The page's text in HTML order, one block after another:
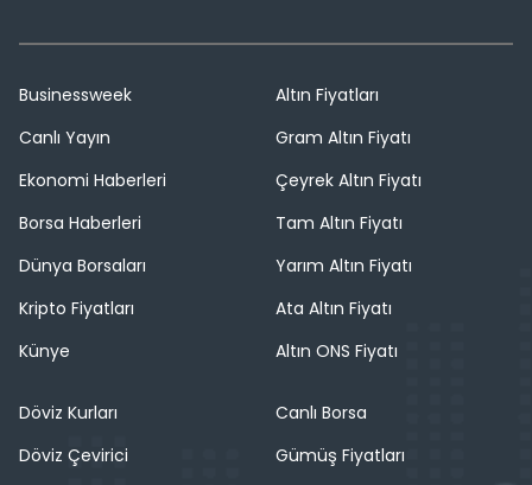
Businessweek
Canlı Yayın
Ekonomi Haberleri
Borsa Haberleri
Dünya Borsaları
Kripto Fiyatları
Künye
Altın Fiyatları
Gram Altın Fiyatı
Çeyrek Altın Fiyatı
Tam Altın Fiyatı
Yarım Altın Fiyatı
Ata Altın Fiyatı
Altın ONS Fiyatı
Döviz Kurları
Döviz Çevirici
Canlı Borsa
Gümüş Fiyatları